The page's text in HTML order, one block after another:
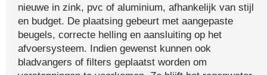
nieuwe in zink, pvc of aluminium, afhankelijk van stijl
en budget. De plaatsing gebeurt met aangepaste
beugels, correcte helling en aansluiting op het
afvoersysteem. Indien gewenst kunnen ook
bladvangers of filters geplaatst worden om